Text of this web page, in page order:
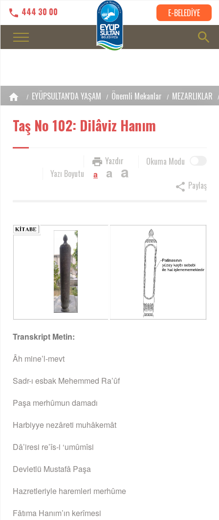
444 30 00 E-BELEDİYE
EYÜPSULTAN'DA YAŞAM Önemli Mekanlar MEZARLIKLAR
Taş No 102: Dilâviz Hanım
Okuma Modu
Yazdır
Yazı Boyutu
a a a
Paylaş
Transkript Metin:
Âh mine’l-mevt
Sadr-ı esbak Mehemmed Ra’ûf
Paşa merhûmun damadı
Harbiyye nezâreti muhâkemât
Dâ’iresi re’îs-i ‘umûmîsi
Devletlü Mustafâ Paşa
Hazretleriyle haremleri merhûme
Fâtıma Hanım’ın kerîmesi